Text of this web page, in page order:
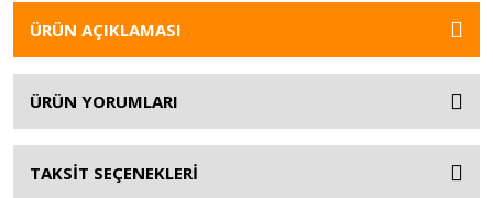
ÜRÜN AÇIKLAMASI
ÜRÜN YORUMLARI
TAKSİT SEÇENEKLERİ